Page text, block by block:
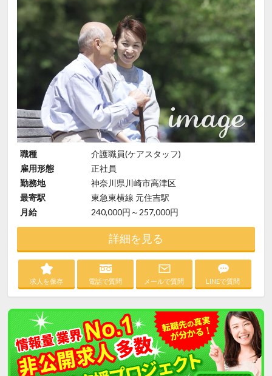
職種
介護職員(ケアスタッフ)
雇用形態
正社員
勤務地
神奈川県川崎市高津区
最寄駅
東急東横線 元住吉駅
月給
240,000円～257,000円
詳細を見る
求人を保存 電話で質問 メールで質問 LINEで質問